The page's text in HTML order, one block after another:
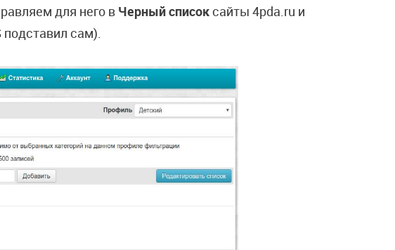
для него в Черный список сайты 4pda.ru и
сам).